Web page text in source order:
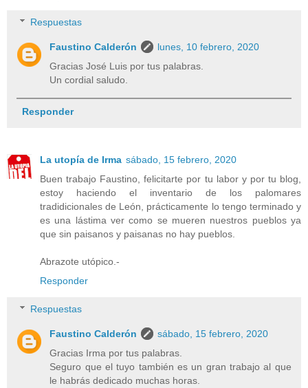
Respuestas
Faustino Calderón
lunes, 10 febrero, 2020
Gracias José Luis por tus palabras.
Un cordial saludo.
Responder
La utopía de Irma sábado, 15 febrero, 2020
Buen trabajo Faustino, felicitarte por tu labor y por tu blog,
estoy haciendo el inventario de los palomares
tradidicionales de León, prácticamente lo tengo terminado y
es una lástima ver como se mueren nuestros pueblos ya
que sin paisanos y paisanas no hay pueblos.
Abrazote utópico.-
Responder
Respuestas
Faustino Calderón
sábado, 15 febrero, 2020
Gracias Irma por tus palabras.
Seguro que el tuyo también es un gran trabajo al que
le habrás dedicado muchas horas.